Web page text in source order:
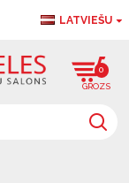
LATVIEŠU
0